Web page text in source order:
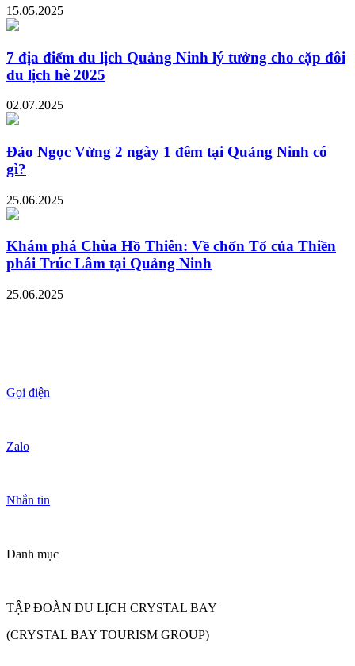
15.05.2025
7 địa điểm du lịch Quảng Ninh lý tưởng cho cặp đôi
du lịch hè 2025
02.07.2025
Đảo Ngọc Vừng 2 ngày 1 đêm tại Quảng Ninh có
gì?
25.06.2025
Khám phá Chùa Hồ Thiên: Về chốn Tổ của Thiền
phái Trúc Lâm tại Quảng Ninh
25.06.2025
Gọi điện
Zalo
Nhắn tin
Danh mục
TẬP ĐOÀN DU LỊCH CRYSTAL BAY
(CRYSTAL BAY TOURISM GROUP)